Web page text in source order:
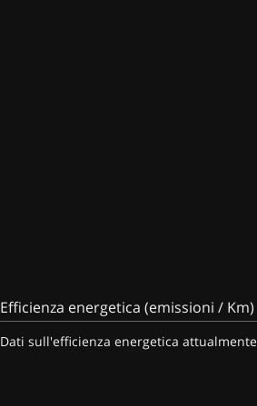
Efficienza energetica (emissioni / Km)
Dati sull'efficienza energetica